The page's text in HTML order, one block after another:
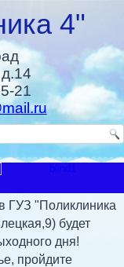
4"
21
ГУЗ "Поликлиника
будет
дня!
пройдите